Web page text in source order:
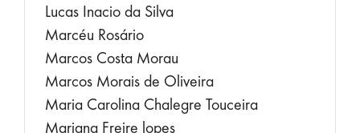
Lucas Inacio da Silva
Marcéu Rosário
Marcos Costa Morau
Marcos Morais de Oliveira
Maria Carolina Chalegre Touceira
Mariana Freire lopes